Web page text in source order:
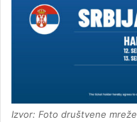
Izvor: Foto društvene mreže